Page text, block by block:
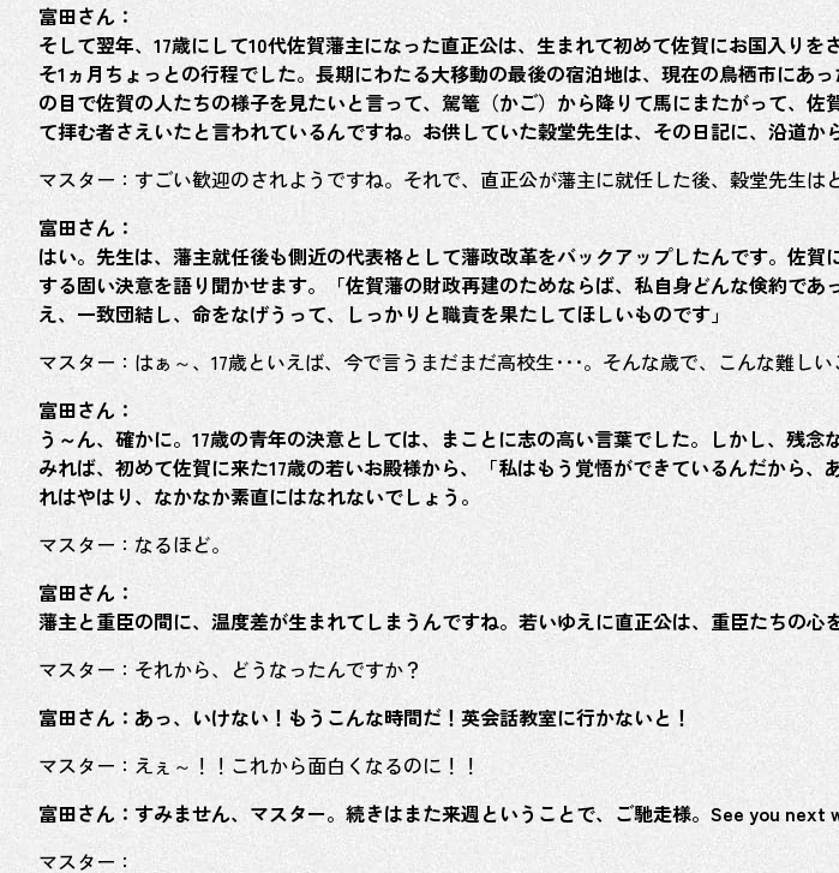
富田さん：
そして翌年、17歳にして10代佐賀藩主になった直正公は、生まれて初めて佐賀にお国入り
そ1ヵ月ちょっとの行程でした。長期にわたる大移動の最後の宿泊地は、現在の鳥栖市にあ
の目で佐賀の人たちの様子を見たいと言って、駕篭（かご）から降りて馬にまたがって、
て拝む者さえいたと言われているんですね。お供していた穀堂先生は、その日記に、沿道か
マスター：すごい歓迎のされようですね。それで、直正公が藩主に就任した後、穀堂先生は
富田さん：
はい。先生は、藩主就任後も側近の代表格として藩政改革をバックアップしたんです。佐
する固い決意を語り聞かせます。「佐賀藩の財政再建のためならば、私自身どんな倹約で
え、一致団結し、命をなげうって、しっかりと職責を果たしてほしいものです」
マスター：はぁ～、17歳といえば、今で言うまだまだ高校生･･･。そんな歳で、こんな難しい
富田さん：
う～ん、確かに。17歳の青年の決意としては、まことに志の高い言葉でした。しかし、残
みれば、初めて佐賀に来た17歳の若いお殿様から、「私はもう覚悟ができているんだから
れはやはり、なかなか素直にはなれないでしょう。
マスター：なるほど。
富田さん：
藩主と重臣の間に、温度差が生まれてしまうんですね。若いゆえに直正公は、重臣たちの
マスター：それから、どうなったんですか？
富田さん：あっ、いけない！もうこんな時間だ！英会話教室に行かないと！
マスター：えぇ～！！これから面白くなるのに！！
富田さん：すみません、マスター。続きはまた来週ということで、ご馳走様。See you next
マスター：